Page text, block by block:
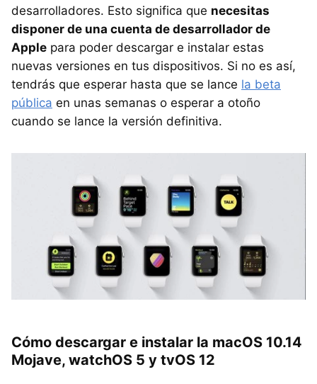
desarrolladores. Esto significa que necesitas
disponer de una cuenta de desarrollador de
Apple para poder descargar e instalar estas
nuevas versiones en tus dispositivos. Si no es así,
tendrás que esperar hasta que se lance la beta
pública en unas semanas o esperar a otoño
cuando se lance la versión definitiva.
Cómo descargar e instalar la macOS 10.14
Mojave, watchOS 5 y tvOS 12